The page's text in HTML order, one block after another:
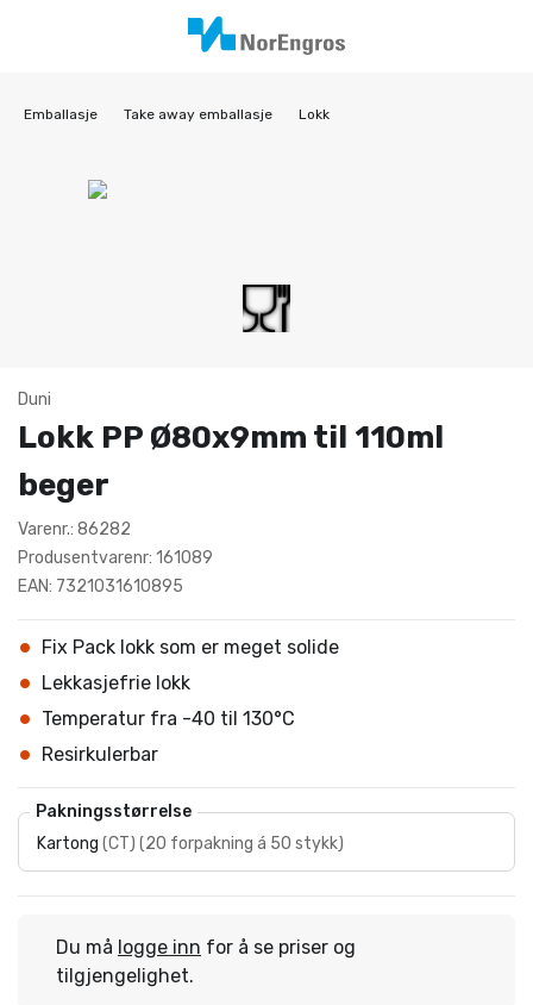
Emballasje Take away emballasje Lokk
Duni
Lokk PP Ø80x9mm til 110ml
beger
Varenr.: 86282
Produsentvarenr: 161089
EAN: 7321031610895
Fix Pack lokk som er meget solide
Lekkasjefrie lokk
Temperatur fra -40 til 130°C
Resirkulerbar
Pakningsstørrelse
Kartong (CT) (20 forpakning á 50 stykk)
Du må logge inn for å se priser og
tilgjengelighet.